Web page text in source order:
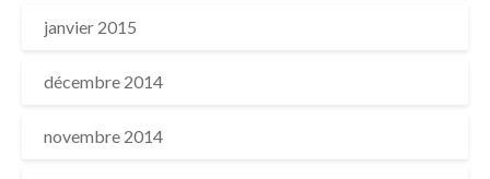
janvier 2015
décembre 2014
novembre 2014